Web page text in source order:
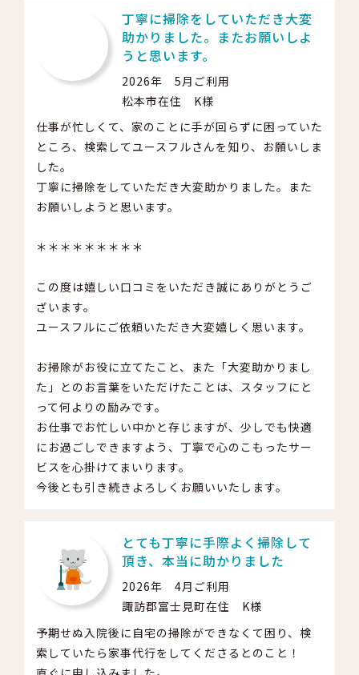
丁寧に掃除をしていただき大変
助かりました。またお願いしよ
うと思います。
2026年 5月ご利用
松本市在住 K様
仕事が忙しくて、家のことに手が回らずに困っていた
ところ、検索してユースフルさんを知り、お願いしま
した。
丁寧に掃除をしていただき大変助かりました。また
お願いしようと思います。
＊＊＊＊＊＊＊＊＊
この度は嬉しい口コミをいただき誠にありがとうご
ざいます。
ユースフルにご依頼いただき大変嬉しく思います。
お掃除がお役に立てたこと、また「大変助かりまし
た」とのお言葉をいただけたことは、スタッフにと
って何よりの励みです。
お仕事でお忙しい中かと存じますが、少しでも快適
にお過ごしできますよう、丁寧で心のこもったサー
ビスを心掛けてまいります。
今後とも引き続きよろしくお願いいたします。
とても丁寧に手際よく掃除して
頂き、本当に助かりました
2026年 4月ご利用
諏訪郡富士見町在住 K様
予期せぬ入院後に自宅の掃除ができなくて困り、検
索していたら家事代行をしてくださるとのこと！